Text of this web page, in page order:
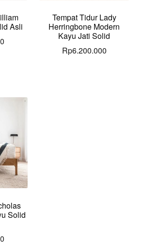
Asli
Tempat Tidur Lady
Herringbone Modern
Kayu Jati Solid
Rp6.200.000
Solid